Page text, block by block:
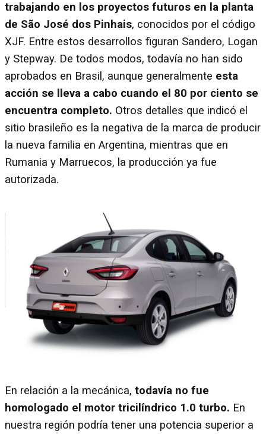
trabajando en los proyectos futuros en la planta
de São José dos Pinhais, conocidos por el código
XJF. Entre estos desarrollos figuran Sandero, Logan
y Stepway. De todos modos, todavía no han sido
aprobados en Brasil, aunque generalmente esta
acción se lleva a cabo cuando el 80 por ciento se
encuentra completo. Otros detalles que indicó el
sitio brasileño es la negativa de la marca de producir
la nueva familia en Argentina, mientras que en
Rumania y Marruecos, la producción ya fue
autorizada.
En relación a la mecánica, todavía no fue
homologado el motor tricilíndrico 1.0 turbo. En
nuestra región podría tener una potencia superior a